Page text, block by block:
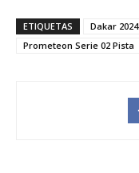
ETIQUETAS Dakar 2024
Prometeon Serie 02 Pista